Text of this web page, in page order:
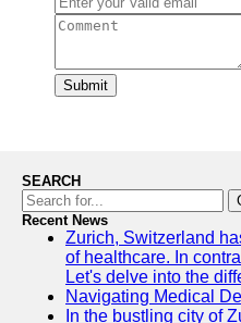
Submit
SEARCH
Recent News
Zurich, Switzerland
of healthcare. In
Let's delve into the
Navigating Medical
In the bustling city of